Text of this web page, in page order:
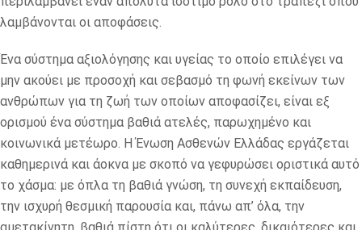
λαμβάνονται οι αποφάσεις.
Ένα σύστημα αξιολόγησης και υγείας το οποίο επιλέγει να
μην ακούει με προσοχή και σεβασμό τη φωνή εκείνων των
ανθρώπων για τη ζωή των οποίων αποφασίζει, είναι εξ
ορισμού ένα σύστημα βαθιά ατελές, παρωχημένο και
κοινωνικά μετέωρο. Η Ένωση Ασθενών Ελλάδας εργάζεται
καθημερινά και άοκνα με σκοπό να γεφυρώσει οριστικά αυτό
το χάσμα: με όπλα τη βαθιά γνώση, τη συνεχή εκπαίδευση,
την ισχυρή θεσμική παρουσία και, πάνω απ’ όλα, την
αμετακίνητη, βαθιά πίστη ότι οι καλύτερες, δικαιότερες και